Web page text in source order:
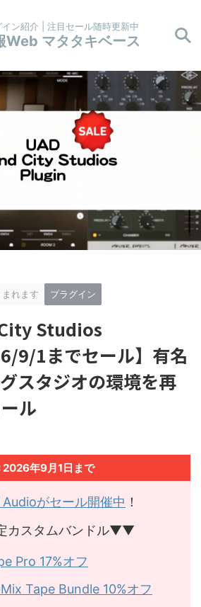
ン紹介 | 注目セール随時更新中
Web マタタキベース
れます プラグイン
Studios
9/1までセール】有名
スタジオの環境を再
ル
2026年9月1日まで
がセール開催中 ！
カスタムバンドル▼▼
Pro 17%オフ
Tape Bundle 10%オフ